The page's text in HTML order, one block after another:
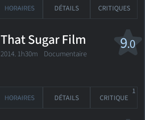
HORAIRES DÉTAILS CRITIQUES
9.0
That Sugar Film
2014. 1h30m Documentaire
HORAIRES DÉTAILS CRITIQUE
1